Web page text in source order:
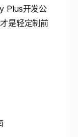
Plus开发公
是轻定制前